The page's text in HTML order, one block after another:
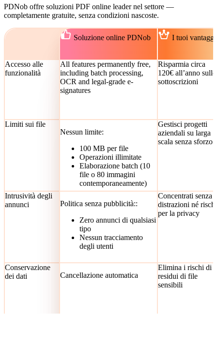
PDNob offre soluzioni PDF online leader nel settore —
completamente gratuite, senza condizioni nascoste.
Accesso alle
funzionalità
Limiti sui file
Intrusività degli
annunci
Conservazione
dei dati
Soluzione online PDNob I tuoi vantaggi
All features permanently free,
including batch processing,
OCR and legal-grade e-
signatures
Nessun limite:
100 MB per file
Operazioni illimitate
Elaborazione batch (10
file o 80 immagini
contemporaneamente)
Politica senza pubblicità::
Zero annunci di qualsiasi
tipo
Nessun tracciamento
degli utenti
Cancellazione automatica
Risparmia circa
120€ all’anno sulle
sottoscrizioni
Gestisci progetti
aziendali su larga
scala senza sforzo
Concentrati senza
distrazioni né rischi
per la privacy
Elimina i rischi di
residui di file
sensibili